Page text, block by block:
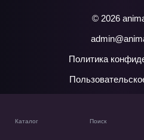
Каталог Поиск
© 2026
Политика